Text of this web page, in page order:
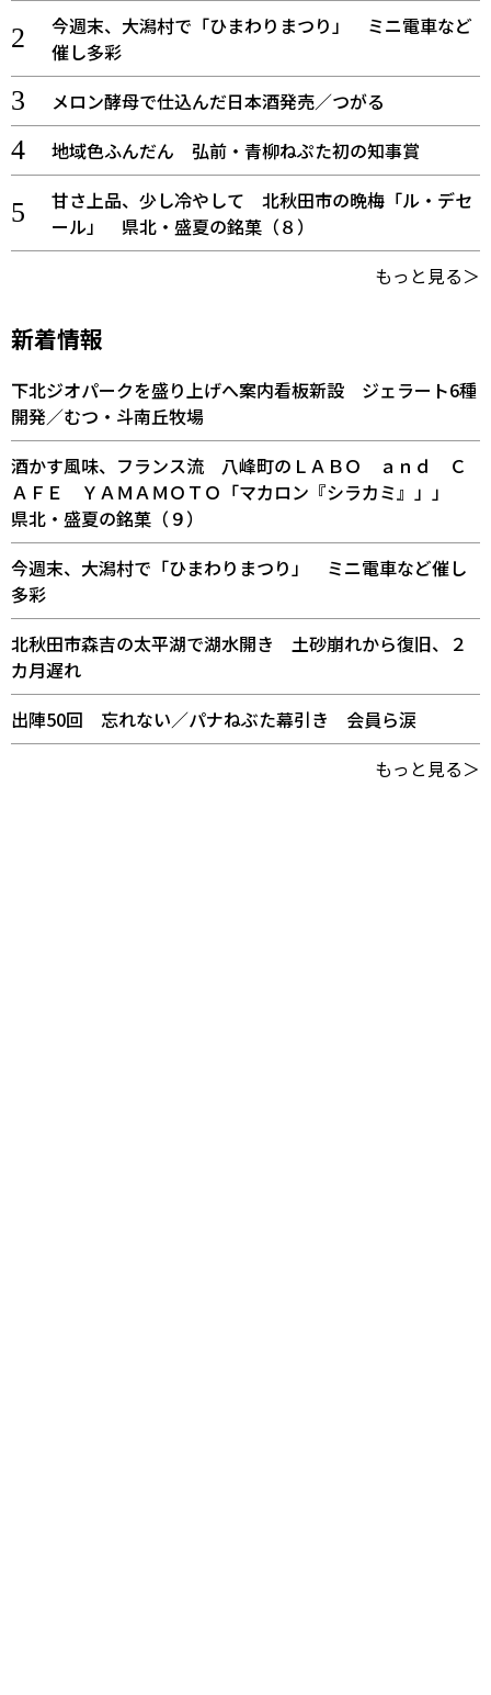
今週末、大潟村で「ひまわりまつり」 ミニ電車など
催し多彩
メロン酵母で仕込んだ日本酒発売／つがる
地域色ふんだん 弘前・青柳ねぷた初の知事賞
甘さ上品、少し冷やして 北秋田市の晩梅「ル・デセ
ール」 県北・盛夏の銘菓（８）
もっと見る＞
新着情報
下北ジオパークを盛り上げへ案内看板新設 ジェラート6種
開発／むつ・斗南丘牧場
酒かす風味、フランス流 八峰町のＬＡＢＯ ａｎｄ Ｃ
ＡＦＥ ＹＡＭＡＭＯＴＯ「マカロン『シラカミ』」」
県北・盛夏の銘菓（９）
今週末、大潟村で「ひまわりまつり」 ミニ電車など催し
多彩
北秋田市森吉の太平湖で湖水開き 土砂崩れから復旧、２
カ月遅れ
出陣50回 忘れない／パナねぶた幕引き 会員ら涙
もっと見る＞